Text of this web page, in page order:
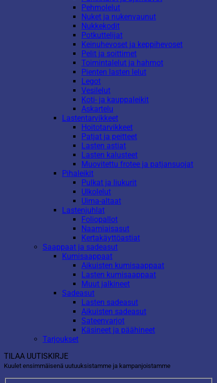
Pehmolelut
Nuket ja nukenvaunut
Nukkekodit
Potkuttelijat
Keinuhevoset ja keppihevoset
Pelit ja soittimet
Toimintalelut ja hahmot
Pienten lasten lelut
Legot
Vesilelut
Koti- ja kauppaleikit
Askartelu
Lastentarvikkeet
Hoitotarvikkeet
Patjat ja peitteet
Lasten astiat
Lasten kalusteet
Muovitettu frotee ja patjansuojat
Pihaleikit
Pulkat ja liukurit
Ulkolelut
Uima-altaat
Lastenjuhlat
Foliopallot
Naamiaisasut
Kertakäyttöastiat
Saappaat ja sadeasut
Kumisaappaat
Aikuisten kumisaappaat
Lasten kumisaappaat
Muut jalkineet
Sadeasut
Lasten sadeasut
Aikuisten sadeasut
Sateenvarjot
Käsineet ja päähineet
Tarjoukset
TILAA UUTISKIRJE
Kuulet ensimmäisenä uutuuksistamme ja kampanjoistamme